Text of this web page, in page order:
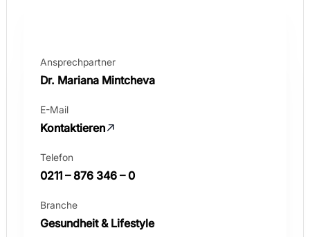
Ansprechpartner
Dr. Mariana Mintcheva
E-Mail
Kontaktieren
Telefon
0211 – 876 346 – 0
Branche
Gesundheit & Lifestyle